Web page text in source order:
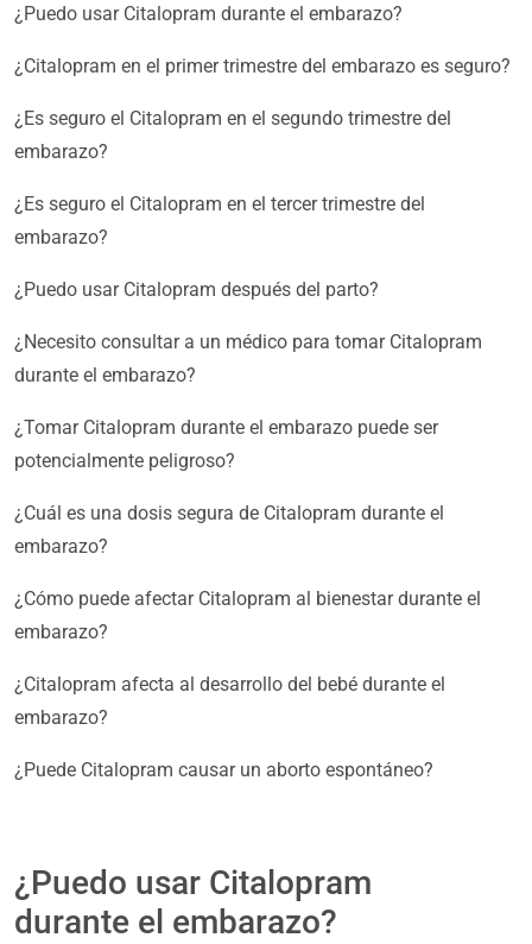
¿Puedo usar Citalopram durante el embarazo?
¿Citalopram en el primer trimestre del embarazo es seguro?
¿Es seguro el Citalopram en el segundo trimestre del
embarazo?
¿Es seguro el Citalopram en el tercer trimestre del
embarazo?
¿Puedo usar Citalopram después del parto?
¿Necesito consultar a un médico para tomar Citalopram
durante el embarazo?
¿Tomar Citalopram durante el embarazo puede ser
potencialmente peligroso?
¿Cuál es una dosis segura de Citalopram durante el
embarazo?
¿Cómo puede afectar Citalopram al bienestar durante el
embarazo?
¿Citalopram afecta al desarrollo del bebé durante el
embarazo?
¿Puede Citalopram causar un aborto espontáneo?
¿Puedo usar Citalopram
durante el embarazo?